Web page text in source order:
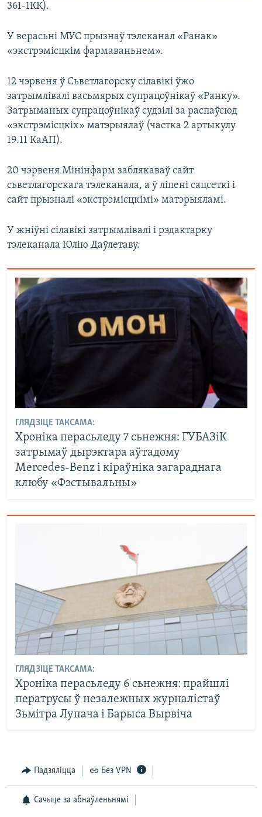
361-1КК).
У верасьні МУС прызнаў тэлеканал «Ранак»
«экстрэмісцкім фармаваньнем».
12 чэрвеня ў Сьветлагорску сілавікі ўжо
затрымлівалі васьмярых супрацоўнікаў «Ранку».
Затрыманых супрацоўнікаў судзілі за распаўсюд
«экстрэмісцкіх» матэрыялаў (частка 2 артыкулу
19.11 КаАП).
20 чэрвеня Мінінфарм заблякаваў сайт
сьветлагорскага тэлеканала, а ў ліпені сацсеткі і
сайт прызналі «экстрэмісцкімі» матэрыяламі.
У жніўні сілавікі затрымлівалі і рэдактарку
тэлеканала Юлію Даўлетаву.
ГЛЯДЗІЦЕ ТАКСАМА:
Хроніка перасьледу 7 сьнежня: ГУБАЗіК
затрымаў дырэктара аўтадому
Mercedes‑Benz і кіраўніка загараднага
клюбу «Фэстывальны»
ГЛЯДЗІЦЕ ТАКСАМА:
Хроніка перасьледу 6 сьнежня: прайшлі
ператрусы ў незалежных журналістаў
Зьмітра Лупача і Барыса Вырвіча
Падзяліцца Без VPN
Сачыце за абнаўленьнямі